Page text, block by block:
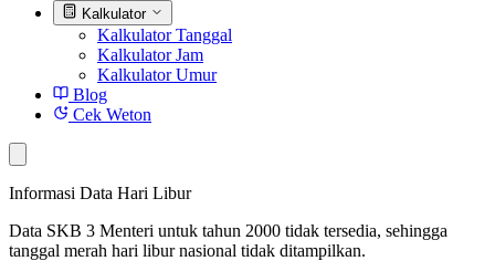
Kalkulator
Kalkulator Tanggal
Kalkulator Jam
Kalkulator Umur
Blog
Cek Weton
Informasi Data Hari Libur
Data SKB 3 Menteri untuk tahun 2000 tidak tersedia, sehingga
tanggal merah hari libur nasional tidak ditampilkan.